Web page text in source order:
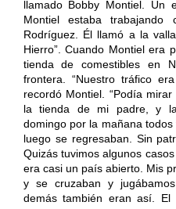
llamado Bobby Montiel. Un
Montiel estaba
Rodríguez. Él llamó a la
Hierro”. Cuando Montiel era
tienda de comestibles en
frontera. “Nuestro tráfico
recordó Montiel. “Podía
la tienda de mi padre, y
domingo por la mañana
luego se regresaban. Sin
Quizás tuvimos algunos
era casi un país abierto. Mis
y se cruzaban y
demás también eran así.